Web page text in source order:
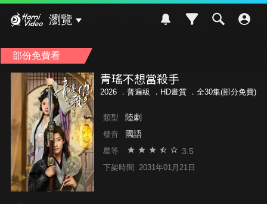
瀏覽
部份免費看
青瑤不想當殺手
2026 ． 普遍級 ．HD畫質 ．全30集(部分免費)
類型 陸劇
發音 國語
星等 3.5
下架時間 2031年01月21日